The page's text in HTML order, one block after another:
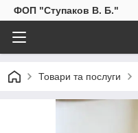
ФОП "Ступаков В. Б."
Товари та послуги